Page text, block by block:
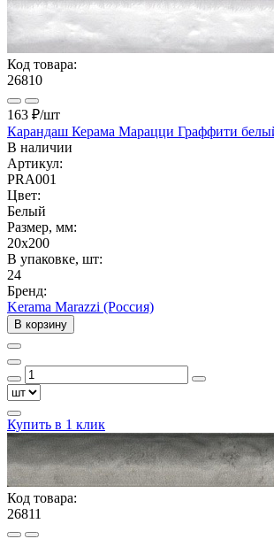
Код товара:
26810
163 ₽/шт
Карандаш Керама Марацци Граффити
В наличии
Артикул:
PRA001
Цвет:
Белый
Размер, мм:
20x200
В упаковке, шт:
24
Бренд:
Kerama Marazzi (Россия)
В корзину
Купить в 1 клик
Код товара:
26811